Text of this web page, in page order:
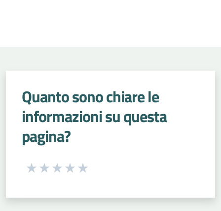
Quanto sono chiare le
informazioni su questa
pagina?
Seleziona una valutazione da 1 a 5 stelle